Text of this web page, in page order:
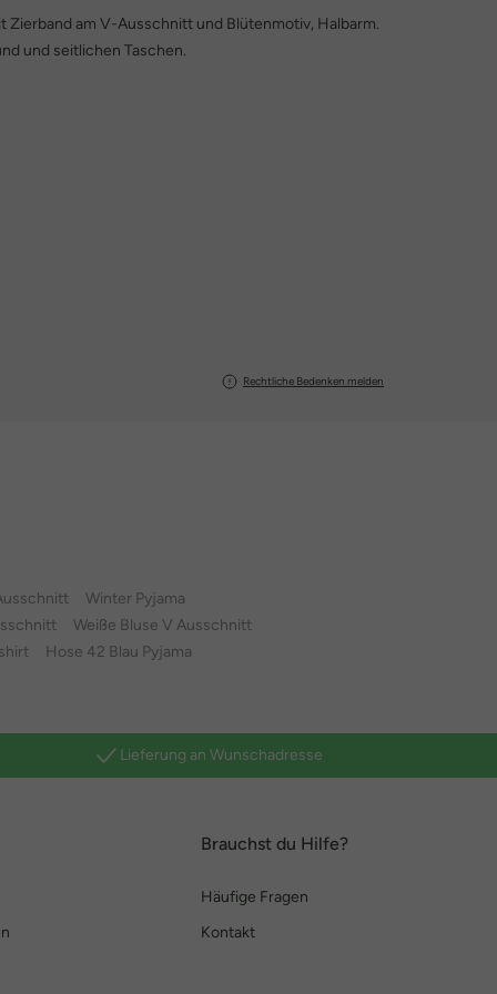
am V-Ausschnitt und Blütenmotiv, Halbarm.
und seitlichen Taschen.
Rechtliche Bedenken melden
Winter Pyjama
Weiße Bluse V Ausschnitt
Hose 42 Blau Pyjama
Lieferung an Wunschadresse
Brauchst du Hilfe?
Häufige Fragen
Kontakt